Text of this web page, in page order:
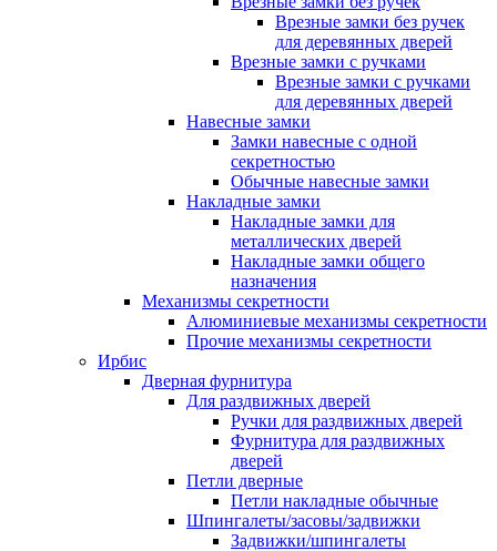
Врезные замки без ручек
для деревянных дверей
Врезные замки с ручками
Врезные замки с ручками
для деревянных дверей
Навесные замки
Замки навесные с одной
секретностью
Обычные навесные замки
Накладные замки
Накладные замки для
металлических дверей
Накладные замки общего
назначения
Механизмы секретности
Алюминиевые механизмы секретности
Прочие механизмы секретности
Ирбис
Дверная фурнитура
Для раздвижных дверей
Ручки для раздвижных дверей
Фурнитура для раздвижных
дверей
Петли дверные
Петли накладные обычные
Шпингалеты/засовы/задвижки
Задвижки/шпингалеты